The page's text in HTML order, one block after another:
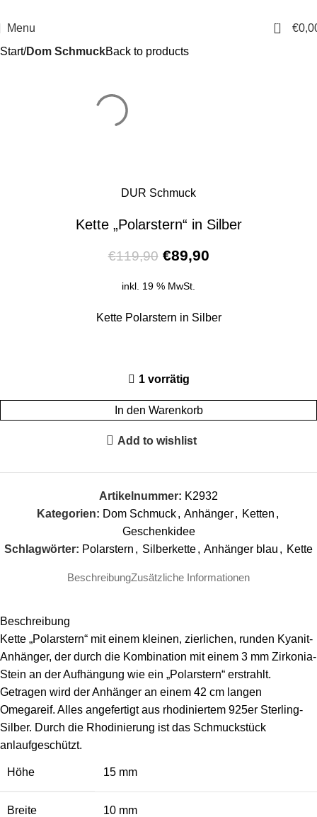
Menu 0 €
Start Dom SchmuckBack to products
DUR Schmuck
Kette „Polarstern“ in Silber
€119,90 €89,90
inkl. 19 % MwSt.
Kette Polarstern in Silber
1 vorrätig
In den Warenkorb
Add to wishlist
Artikelnummer: K2932
Kategorien: Dom Schmuck, Anhänger, Ketten ,
Geschenkidee
Schlagwörter: Polarstern , Silberkette, Anhänger blau , Kette
BeschreibungZusätzliche Informationen
Beschreibung
Kette „Polarstern“ mit einem kleinen, zierlichen, runden Kyanit-
Anhänger, der durch die Kombination mit einem 3 mm Zirkonia-
Stein an der Aufhängung wie ein „Polarstern“ erstrahlt.
Getragen wird der Anhänger an einem 42 cm langen
Omegareif. Alles angefertigt aus rhodiniertem 925er Sterling-
Silber. Durch die Rhodinierung ist das Schmuckstück
anlaufgeschützt.
Höhe 15 mm
Breite 10 mm